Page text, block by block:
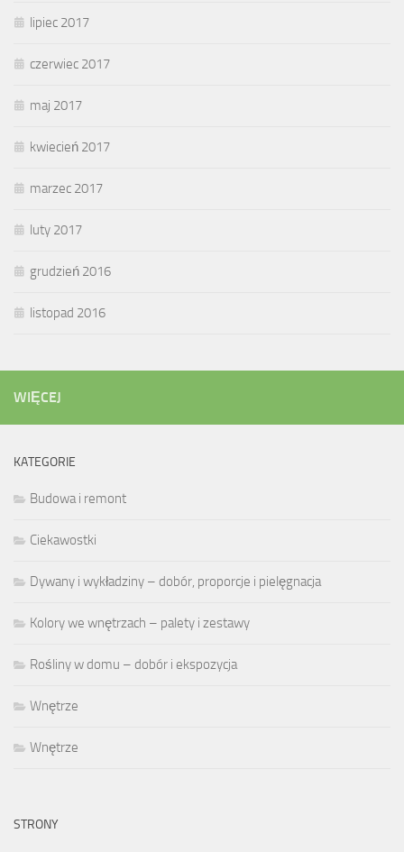
lipiec 2017
czerwiec 2017
maj 2017
kwiecień 2017
marzec 2017
luty 2017
grudzień 2016
listopad 2016
WIĘCEJ
KATEGORIE
Budowa i remont
Ciekawostki
Dywany i wykładziny – dobór, proporcje i pielęgnacja
Kolory we wnętrzach – palety i zestawy
Rośliny w domu – dobór i ekspozycja
Wnętrze
Wnętrze
STRONY